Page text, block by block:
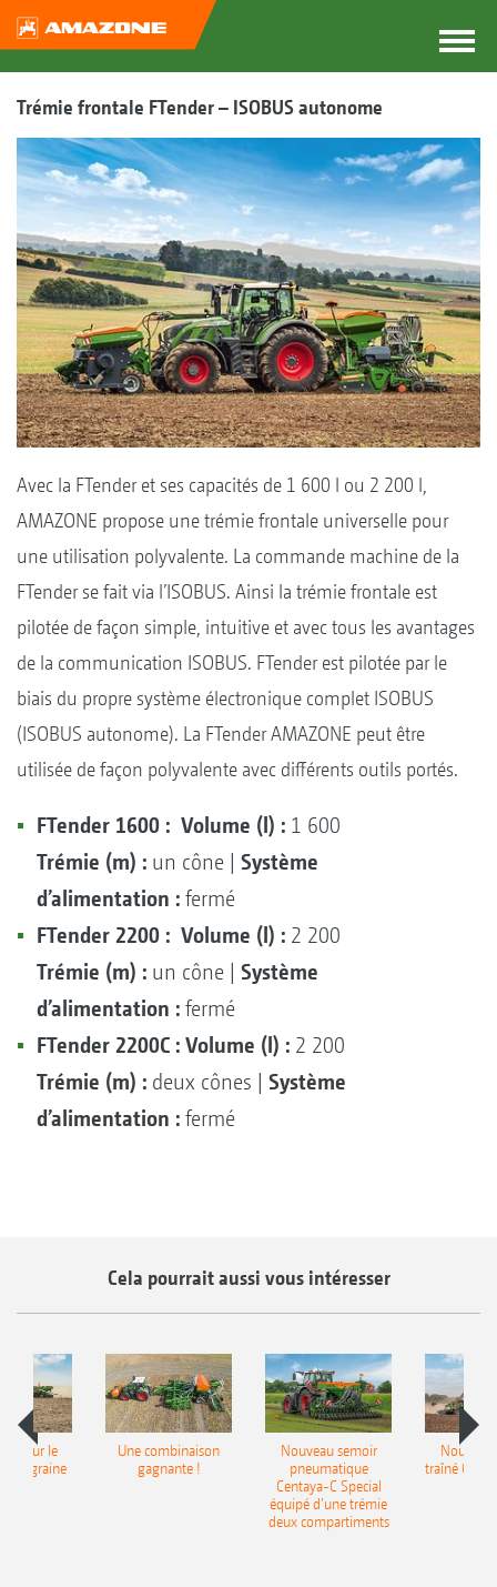
Trémie frontale FTender – ISOBUS autonome
Avec la FTender et ses capacités de 1 600 l ou 2 200 l,
AMAZONE propose une trémie frontale universelle pour
une utilisation polyvalente. La commande machine de la
FTender se fait via l’ISOBUS. Ainsi la trémie frontale est
pilotée de façon simple, intuitive et avec tous les avantages
de la communication ISOBUS. FTender est pilotée par le
biais du propre système électronique complet ISOBUS
(ISOBUS autonome). La FTender AMAZONE peut être
utilisée de façon polyvalente avec différents outils portés.
FTender 1600 : Volume (l) : 1 600
Trémie (m) : un cône | Système
d’alimentation : fermé
FTender 2200 : Volume (l) : 2 200
Trémie (m) : un cône | Système
d’alimentation : fermé
FTender 2200C : Volume (l) : 2 200
Trémie (m) : deux cônes | Système
d’alimentation : fermé
Cela pourrait aussi vous intéresser
pour le
Une combinaison
gagnante !
Nouveau semoir
pneumatique
Centaya-C Special
équipé d’une trémie
deux compartiments
traîné